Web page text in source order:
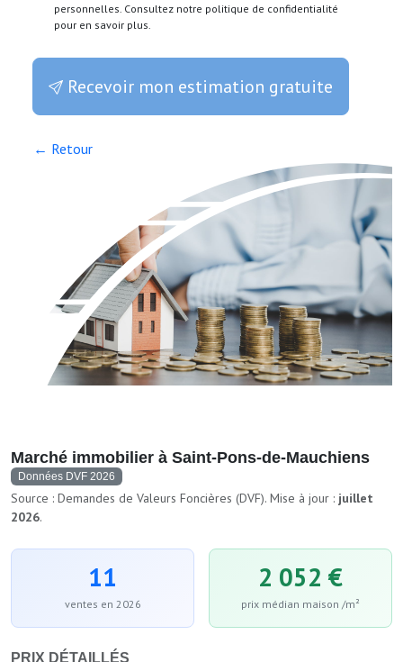
personnelles. Consultez notre politique de confidentialité
pour en savoir plus.
Recevoir mon estimation gratuite
← Retour
Marché immobilier à Saint-Pons-de-Mauchiens
Données DVF 2026
Source : Demandes de Valeurs Foncières (DVF). Mise à jour : juillet
2026.
11
ventes en 2026
2 052 €
prix médian maison /m²
PRIX DÉTAILLÉS